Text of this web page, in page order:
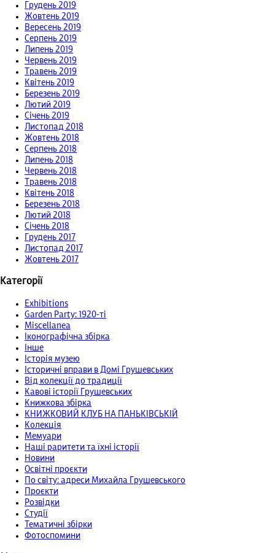
Грудень 2019
Жовтень 2019
Вересень 2019
Серпень 2019
Липень 2019
Червень 2019
Травень 2019
Квітень 2019
Березень 2019
Лютий 2019
Січень 2019
Листопад 2018
Жовтень 2018
Серпень 2018
Липень 2018
Червень 2018
Травень 2018
Квітень 2018
Березень 2018
Лютий 2018
Січень 2018
Грудень 2017
Листопад 2017
Жовтень 2017
Категорії
Exhibitions
Garden Party: 1920-ті
Miscellanea
Іконографічна збірка
Інше
Історія музею
Історичні вправи в Домі Грушевських
Від колекції до традиції
Кавові історії Грушевських
Книжкова збірка
КНИЖКОВИЙ КЛУБ НА ПАНЬКІВСЬКІЙ
Колекція
Мемуари
Наші раритети та їхні історії
Новини
Освітні проєкти
По світу: адреси Михайла Грушевського
Проєкти
Розвідки
Студії
Тематичні збірки
Фотоспомини